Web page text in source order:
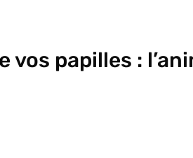
vos papilles :